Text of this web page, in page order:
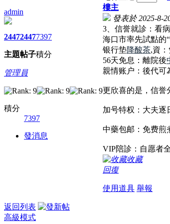
admin
2447
主題
2447
帖子
7397
積分
管理員
積分
7397
發消息
樓主
發表於 2025-8-
3、信誉就診：看
海口市率先試點的
银行垫降酸茶,資
56天免息：離院後
親情账户：後代可
更欣喜的是，信誉
加号特权：大夫逐
中藥包邮：免费煎
VIP陪診：自愿者
收藏
回復
使用道具 舉報
返回列表
高級模式